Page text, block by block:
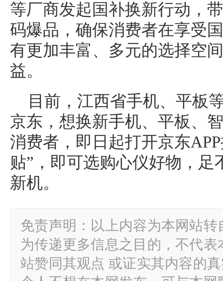
等厂商发起国补换新行动，
码爆品，确保消费者在享受
有更加丰富、多元的选择空
益。
目前，江西省手机、平板
京东，想换新手机、平板、
消费者，即日起打开京东
贴”，即可选购心仪好物，
新机。
免责声明：以上内容为本网站
为传递更多信息之目的，不代
站赞同其观点 或证实其内容的